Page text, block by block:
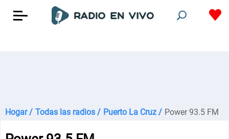
Hogar / Todas las radios / Puerto La Cruz / Power 93.5 FM